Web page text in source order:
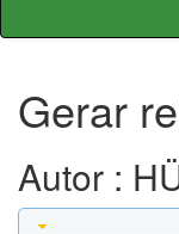
Gerar
Autor :